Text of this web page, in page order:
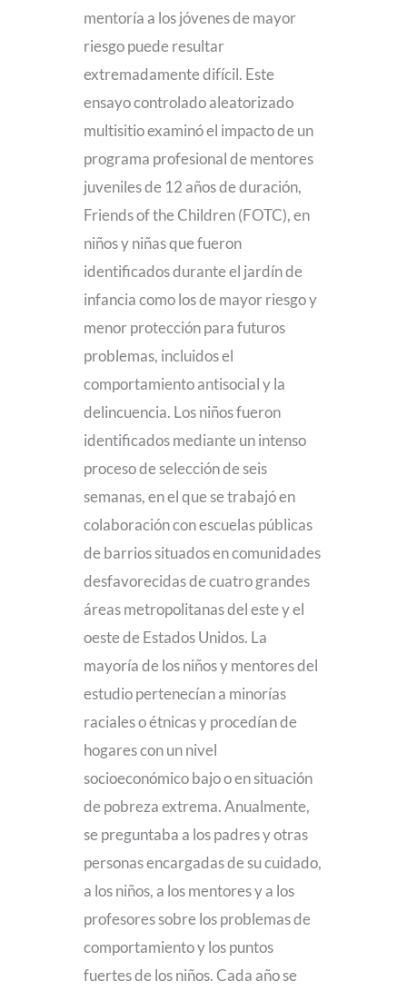
mentoría a los jóvenes de mayor
riesgo puede resultar
extremadamente difícil. Este
ensayo controlado aleatorizado
multisitio examinó el impacto de un
programa profesional de mentores
juveniles de 12 años de duración,
Friends of the Children (FOTC), en
niños y niñas que fueron
identificados durante el jardín de
infancia como los de mayor riesgo y
menor protección para futuros
problemas, incluidos el
comportamiento antisocial y la
delincuencia. Los niños fueron
identificados mediante un intenso
proceso de selección de seis
semanas, en el que se trabajó en
colaboración con escuelas públicas
de barrios situados en comunidades
desfavorecidas de cuatro grandes
áreas metropolitanas del este y el
oeste de Estados Unidos. La
mayoría de los niños y mentores del
estudio pertenecían a minorías
raciales o étnicas y procedían de
hogares con un nivel
socioeconómico bajo o en situación
de pobreza extrema. Anualmente,
se preguntaba a los padres y otras
personas encargadas de su cuidado,
a los niños, a los mentores y a los
profesores sobre los problemas de
comportamiento y los puntos
fuertes de los niños. Cada año se